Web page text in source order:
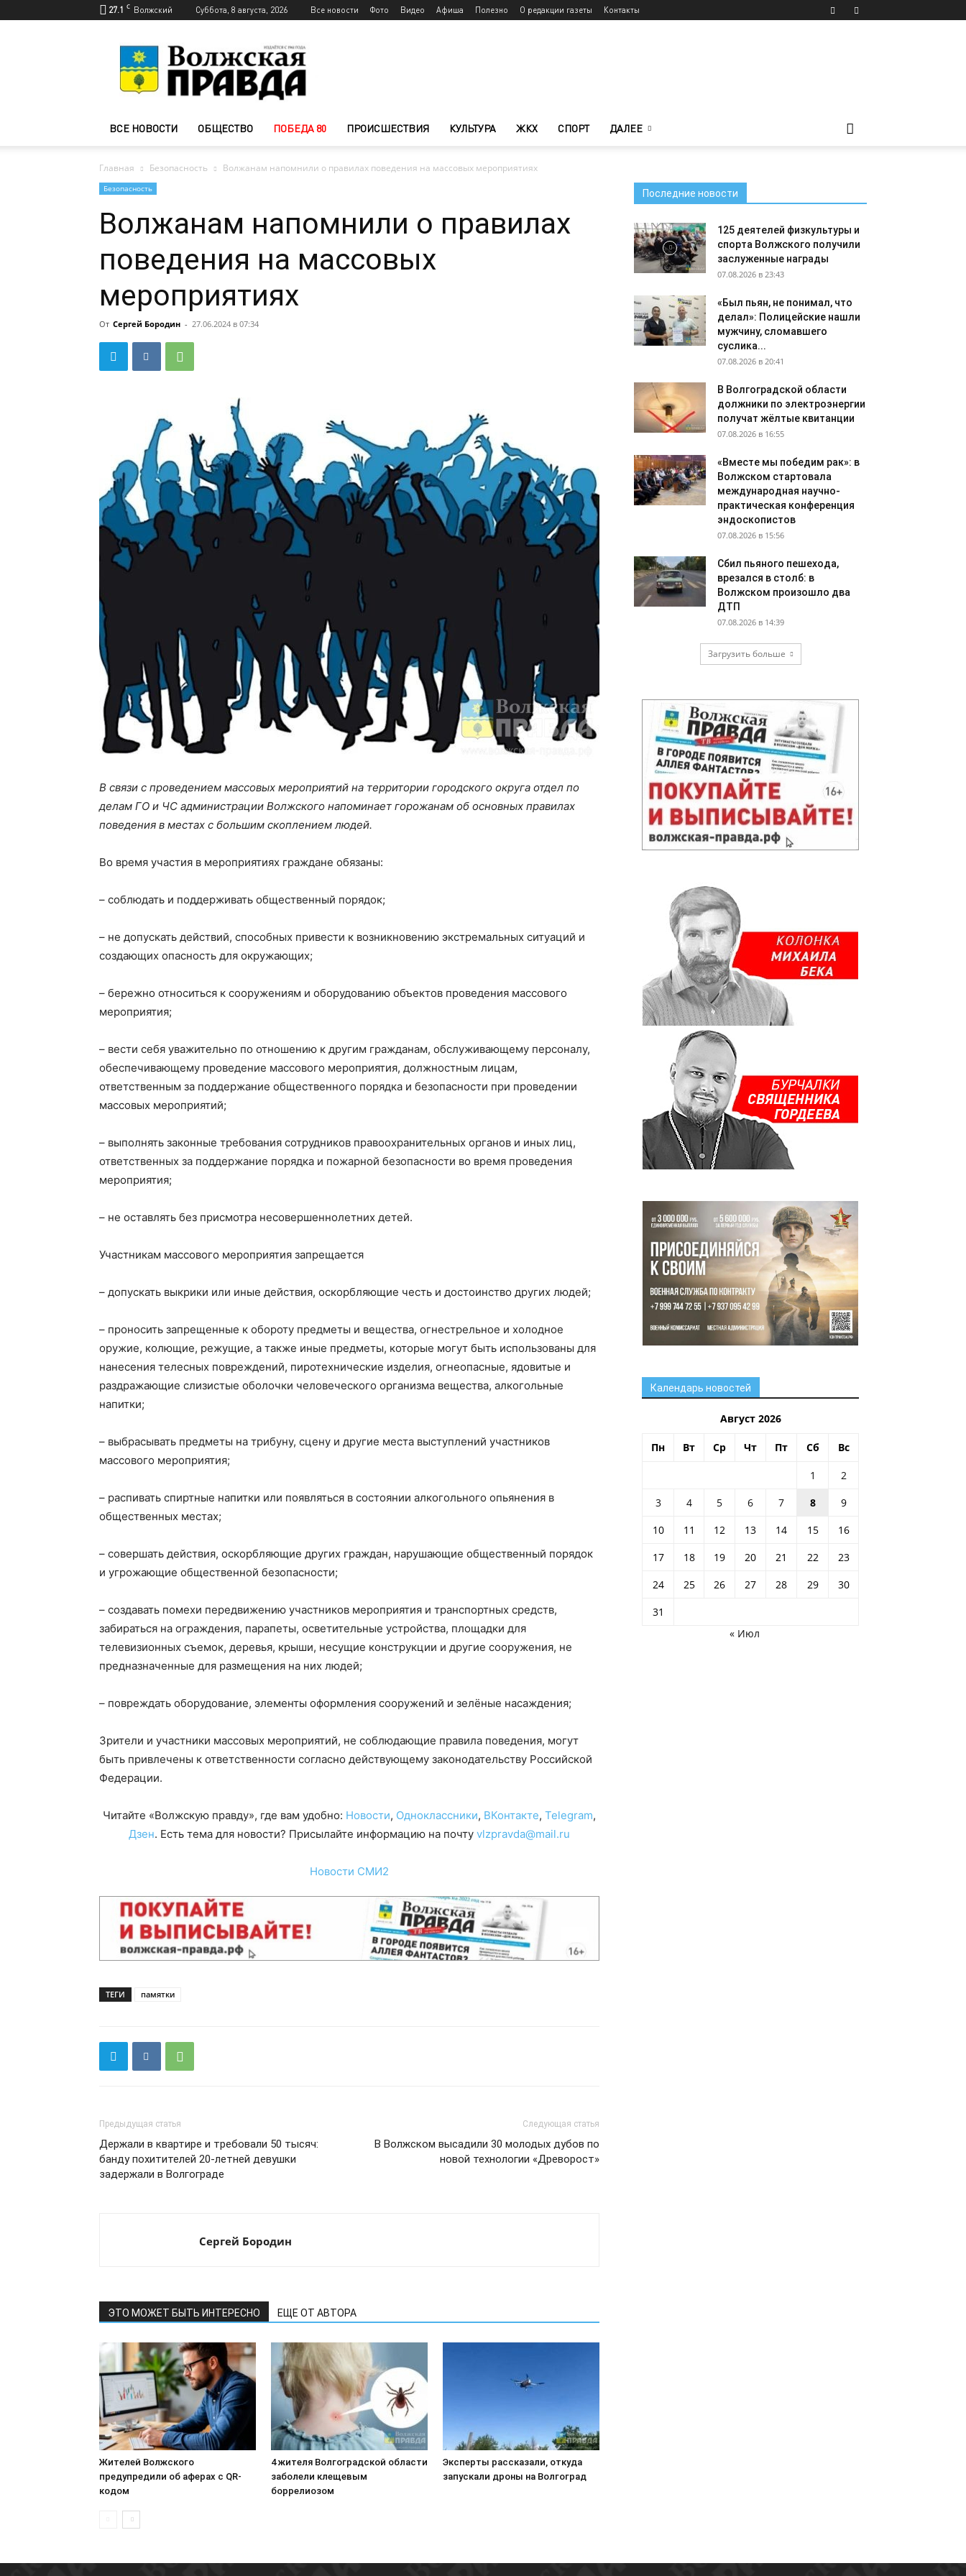
27.1 C Волжский Суббота, 8 августа, 2026 Все новости Фото Видео Афиша Полезно О редакции газеты Контакты
Волжского
—
Волжская
ВСЕ НОВОСТИ ОБЩЕСТВО ПОБЕДА 80 ПРОИСШЕСТВИЯ КУЛЬТУРА ЖКХ СПОРТ ДАЛЕЕ
Главная Безопасность Волжанам напомнили о правилах поведения на массовых мероприятиях
Безопасность
Волжанам напомнили о правилах
поведения на массовых
мероприятиях
От Сергей Бородин - 27.06.2024 в 07:34
В связи с проведением массовых мероприятий на территории городского округа отдел по
делам ГО и ЧС администрации Волжского напоминает горожанам об основных правилах
поведения в местах с большим скоплением людей.
Во время участия в мероприятиях граждане обязаны:
– соблюдать и поддерживать общественный порядок;
– не допускать действий, способных привести к возникновению экстремальных ситуаций и
создающих опасность для окружающих;
– бережно относиться к сооружениям и оборудованию объектов проведения массового
мероприятия;
– вести себя уважительно по отношению к другим гражданам, обслуживающему персоналу,
обеспечивающему проведение массового мероприятия, должностным лицам,
ответственным за поддержание общественного порядка и безопасности при проведении
массовых мероприятий;
– выполнять законные требования сотрудников правоохранительных органов и иных лиц,
ответственных за поддержание порядка и пожарной безопасности во время проведения
мероприятия;
– не оставлять без присмотра несовершеннолетних детей.
Участникам массового мероприятия запрещается
– допускать выкрики или иные действия, оскорбляющие честь и достоинство других людей;
– проносить запрещенные к обороту предметы и вещества, огнестрельное и холодное
оружие, колющие, режущие, а также иные предметы, которые могут быть использованы для
нанесения телесных повреждений, пиротехнические изделия, огнеопасные, ядовитые и
раздражающие слизистые оболочки человеческого организма вещества, алкогольные
напитки;
– выбрасывать предметы на трибуну, сцену и другие места выступлений участников
массового мероприятия;
– распивать спиртные напитки или появляться в состоянии алкогольного опьянения в
общественных местах;
– совершать действия, оскорбляющие других граждан, нарушающие общественный порядок
и угрожающие общественной безопасности;
– создавать помехи передвижению участников мероприятия и транспортных средств,
забираться на ограждения, парапеты, осветительные устройства, площадки для
телевизионных съемок, деревья, крыши, несущие конструкции и другие сооружения, не
предназначенные для размещения на них людей;
– повреждать оборудование, элементы оформления сооружений и зелёные насаждения;
Зрители и участники массовых мероприятий, не соблюдающие правила поведения, могут
быть привлечены к ответственности согласно действующему законодательству Российской
Федерации.
Читайте «Волжскую правду», где вам удобно: Новости, Одноклассники, ВКонтакте, Telegram,
Дзен. Есть тема для новости? Присылайте информацию на почту vlzpravda@mail.ru
Новости СМИ2
ТЕГИ памятки
Предыдущая статья
Держали в квартире и требовали 50 тысяч:
банду похитителей 20-летней девушки
задержали в Волгограде
Следующая статья
В Волжском высадили 30 молодых дубов по
новой технологии «Древорост»
Сергей Бородин
ЭТО МОЖЕТ БЫТЬ ИНТЕРЕСНО ЕЩЕ ОТ АВТОРА
Жителей Волжского
предупредили об аферах с QR-
кодом
4 жителя Волгоградской области
заболели клещевым
боррелиозом
Эксперты рассказали, откуда
запускали дроны на Волгоград
Последние новости
125 деятелей физкультуры и
спорта Волжского получили
заслуженные награды
07.08.2026 в 23:43
«Был пьян, не понимал, что
делал»: Полицейские нашли
мужчину, сломавшего
суслика...
07.08.2026 в 20:41
В Волгоградской области
должники по электроэнергии
получат жёлтые квитанции
07.08.2026 в 16:55
«Вместе мы победим рак»: в
Волжском стартовала
международная научно-
практическая конференция
эндоскопистов
07.08.2026 в 15:56
Сбил пьяного пешехода,
врезался в столб: в
Волжском произошло два
ДТП
07.08.2026 в 14:39
Загрузить больше
Календарь новостей
Август 2026
Пн Вт Ср Чт Пт Сб Вс
1
2
3
4 5 6 7 8
9
10
11 12 13 14 15
16
17
18 19 20 21 22
23
24
25 26 27 28 29
30
31
« Июл